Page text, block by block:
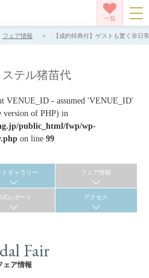
一覧
フェア情報 【成約特典付】ゲストも驚く非
テル猪苗代
VENUE_ID - assumed 'VENUE_ID'
of PHP) in
public_html/fwp/wp-
on line 99
トギャラリー フェア情報
式レポート アクセス
Fair
ェア情報